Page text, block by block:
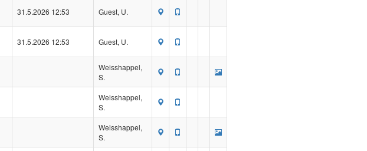
31.5.2026 12:53 Guest, U.
31.5.2026 12:53 Guest, U.
Weisshappel,
S.
Weisshappel,
S.
Weisshappel,
S.